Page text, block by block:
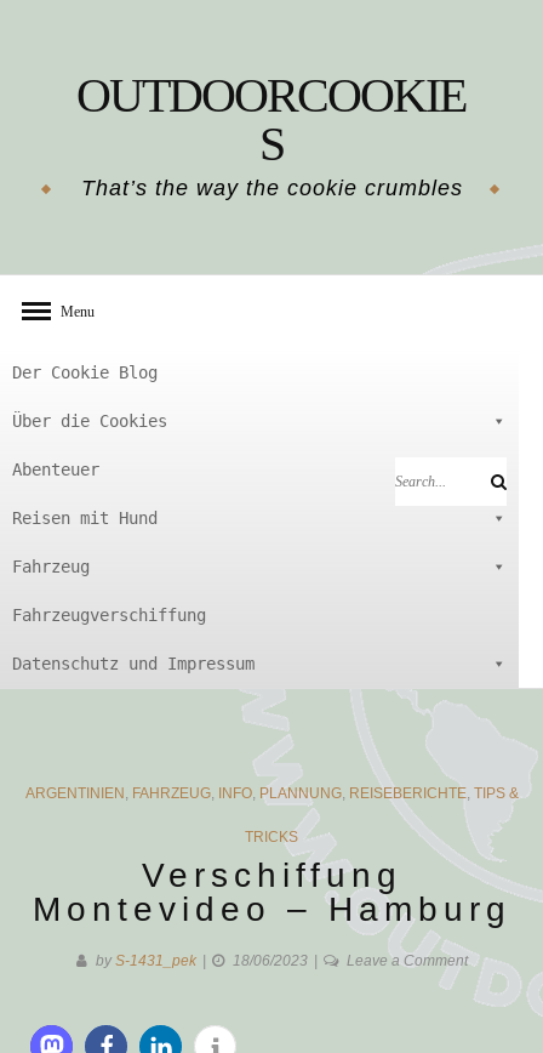
OUTDOORCOOKIE
S
That’s the way the cookie crumbles
Menu
Der Cookie Blog
Über die Cookies
Abenteuer
Reisen mit Hund
Fahrzeug
Fahrzeugverschiffung
Datenschutz und Impressum
Search
Search
CATEGORIES
ARGENTINIEN , FAHRZEUG, INFO, PLANNUNG, REISEBERICHTE, TIPS &
TRICKS
Verschiffung
Montevideo – Hamburg
byS-1431_pek 18/06/2023 Leave a Commenton
Montevideo